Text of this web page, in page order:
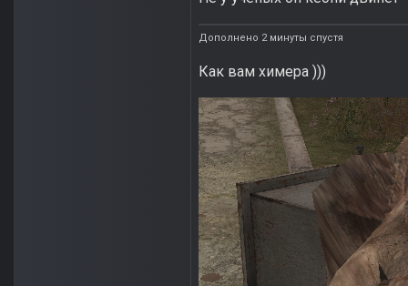
Дополнено 2 минуты спустя
Как вам химера )))